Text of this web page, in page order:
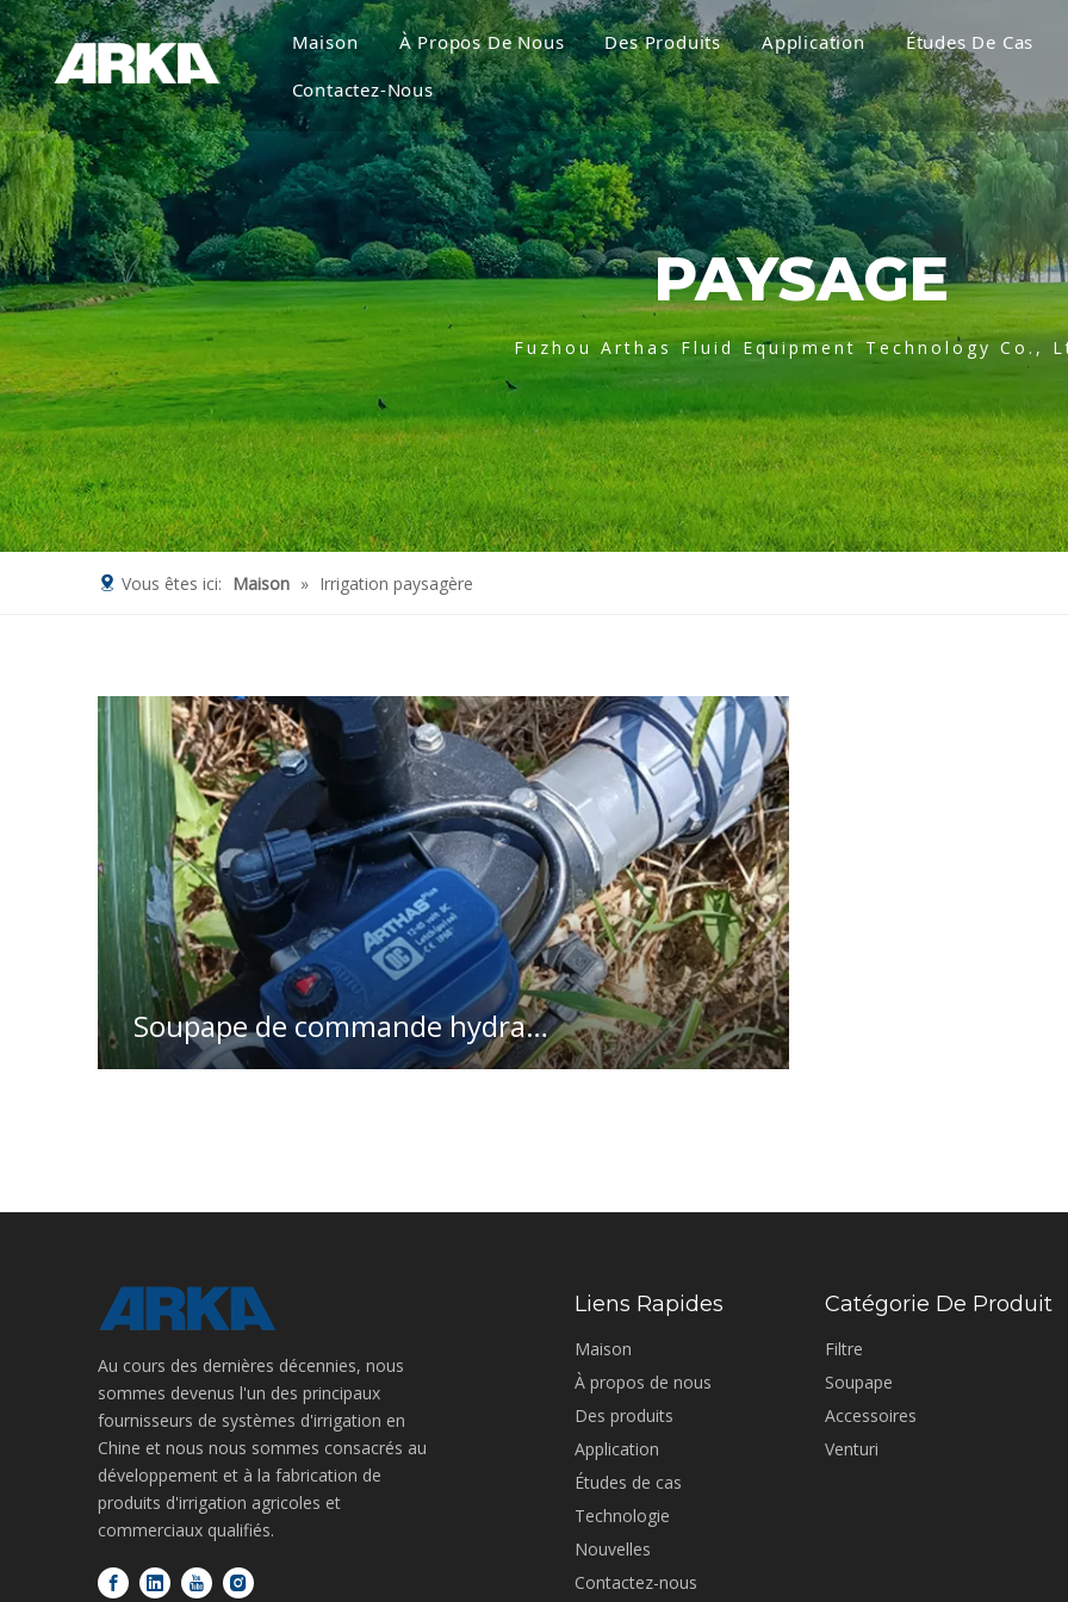
Maison À Propos De Nous Des Produits Application Études De Cas
Contactez-Nous
PAYSAGE
Fuzhou Arthas Fluid Equipment Technology Co.,
Vous êtes ici: Maison » Irrigation paysagère
Soupape de commande hydraulique
Au cours des dernières décennies, nous
sommes devenus l'un des principaux
fournisseurs de systèmes d'irrigation en
Chine et nous nous sommes consacrés au
développement et à la fabrication de
produits d'irrigation agricoles et
commerciaux qualifiés.
Liens Rapides
Maison
À propos de nous
Des produits
Application
Études de cas
Technologie
Nouvelles
Contactez-nous
Catégorie De Produit
Filtre
Soupape
Accessoires
Venturi